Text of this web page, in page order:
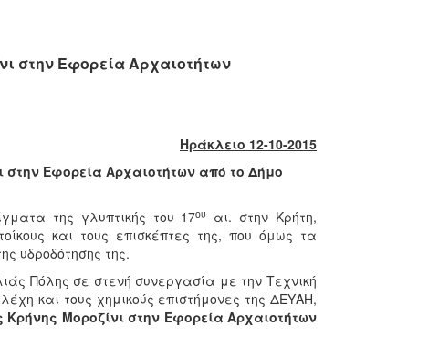
στην Εφορεία Αρχαιοτήτων
Ηράκλειο 12-10-2015
στην Εφορεία Αρχαιοτήτων από το Δήμο
της γλυπτικής του 17ου
αι. στην Κρήτη,
και τους επισκέπτες της, που όμως τα
υδροδότησης της.
Πόλης σε στενή συνεργασία με την Τεχνική
και τους χημικούς επιστήμονες της ΔΕΥΑΗ,
Κρήνης Μοροζίνι στην Εφορεία Αρχαιοτήτων